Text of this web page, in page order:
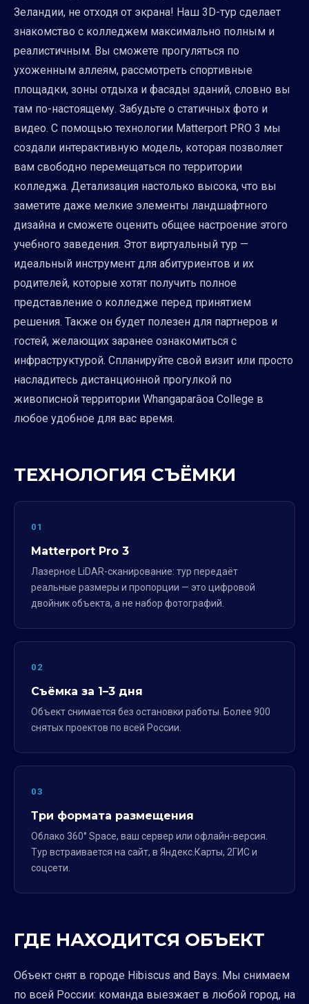
Зеландии, не отходя от экрана! Наш 3D-тур сделает
знакомство с колледжем максимально полным и
реалистичным. Вы сможете прогуляться по
ухоженным аллеям, рассмотреть спортивные
площадки, зоны отдыха и фасады зданий, словно вы
там по-настоящему. Забудьте о статичных фото и
видео. С помощью технологии Matterport PRO 3 мы
создали интерактивную модель, которая позволяет
вам свободно перемещаться по территории
колледжа. Детализация настолько высока, что вы
заметите даже мелкие элементы ландшафтного
дизайна и сможете оценить общее настроение этого
учебного заведения. Этот виртуальный тур —
идеальный инструмент для абитуриентов и их
родителей, которые хотят получить полное
представление о колледже перед принятием
решения. Также он будет полезен для партнеров и
гостей, желающих заранее ознакомиться с
инфраструктурой. Спланируйте свой визит или просто
насладитесь дистанционной прогулкой по
живописной территории Whangaparāoa College в
любое удобное для вас время.
ТЕХНОЛОГИЯ СЪЁМКИ
01
Matterport Pro 3
Лазерное LiDAR-сканирование: тур передаёт
реальные размеры и пропорции — это цифровой
двойник объекта, а не набор фотографий.
02
Съёмка за 1–3 дня
Объект снимается без остановки работы. Более 900
снятых проектов по всей России.
03
Три формата размещения
Облако 360° Space, ваш сервер или офлайн-версия.
Тур встраивается на сайт, в Яндекс.Карты, 2ГИС и
соцсети.
ГДЕ НАХОДИТСЯ ОБЪЕКТ
Объект снят в городе Hibiscus and Bays. Мы снимаем
по всей России: команда выезжает в любой город, на